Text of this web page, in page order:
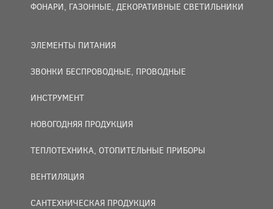
ФОНАРИ, ГАЗОННЫЕ, ДЕКОРАТИВНЫЕ СВЕТИЛЬНИКИ
ЭЛЕМЕНТЫ ПИТАНИЯ
ЗВОНКИ БЕСПРОВОДНЫЕ, ПРОВОДНЫЕ
ИНСТРУМЕНТ
НОВОГОДНЯЯ ПРОДУКЦИЯ
ТЕПЛОТЕХНИКА, ОТОПИТЕЛЬНЫЕ ПРИБОРЫ
ВЕНТИЛЯЦИЯ
САНТЕХНИЧЕСКАЯ ПРОДУКЦИЯ